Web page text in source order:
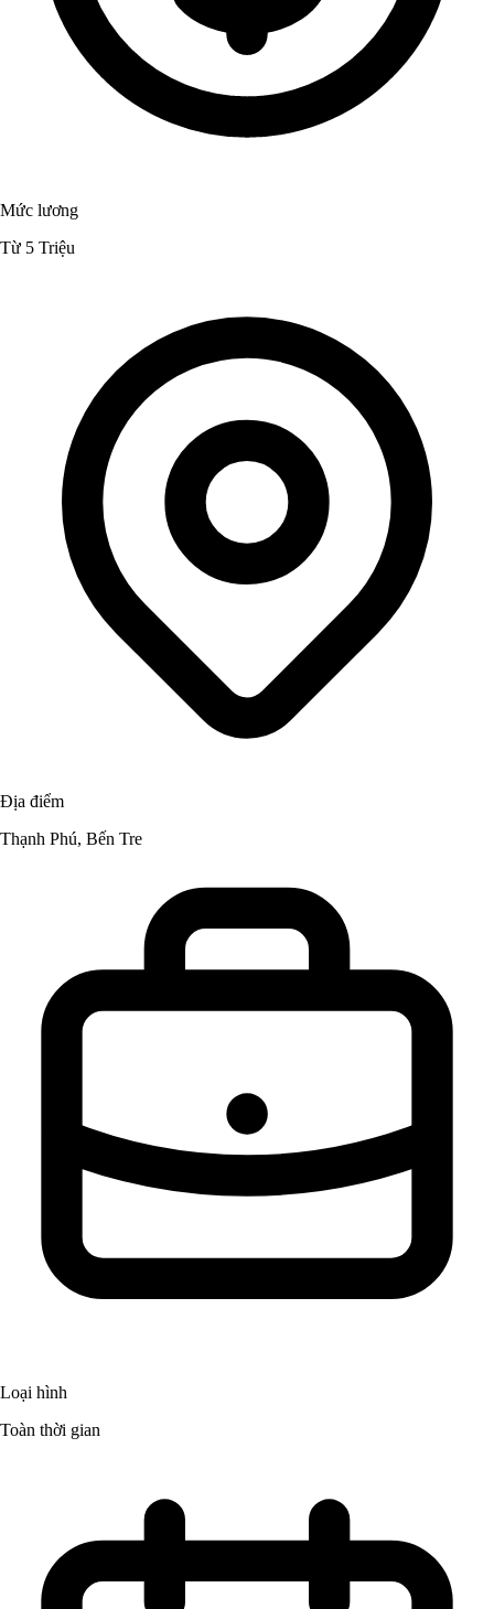
Mức lương
Từ 5 Triệu
Địa điểm
Thạnh Phú, Bến Tre
Loại hình
Toàn thời gian